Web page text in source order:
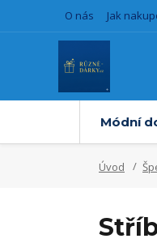
O nás Jak
Módní
Úvod